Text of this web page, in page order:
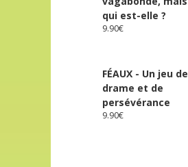
qui est-elle ?
9.90€
FÉAUX - Un jeu de
drame et de
persévérance
9.90€